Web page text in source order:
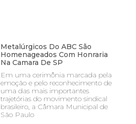
Metalúrgicos Do ABC São
Homenageados Com Honraria
Na Camara De SP
Em uma cerimônia marcada pela
emoção e pelo reconhecimento de
uma das mais importantes
trajetórias do movimento sindical
brasileiro, a Câmara Municipal de
São Paulo